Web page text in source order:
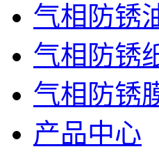
气相防锈
气相防锈
气相防锈
产品中心